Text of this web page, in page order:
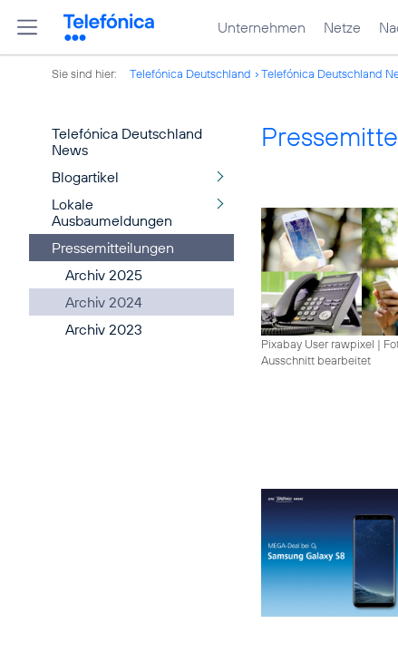
Unternehmen Netze
Sie sind hier: Telefónica Deutschland Telefónica Deutschland
Telefónica Deutschland
News
Blogartikel
Lokale
Ausbaumeldungen
Pressemitteilungen
Archiv 2025
Archiv 2024
Archiv 2023
Pixabay User rawpixel |
Ausschnitt bearbeitet